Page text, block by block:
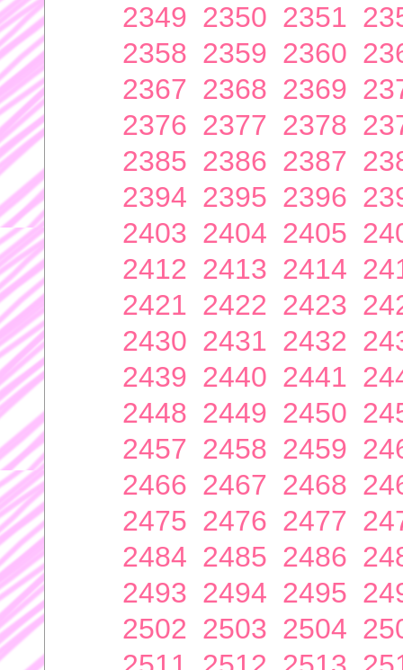
2349 2350 2351
2358 2359 2360
2367 2368 2369
2376 2377 2378
2385 2386 2387
2394 2395 2396
2403 2404 2405
2412 2413 2414
2421 2422 2423
2430 2431 2432
2439 2440 2441
2448 2449 2450
2457 2458 2459
2466 2467 2468
2475 2476 2477
2484 2485 2486
2493 2494 2495
2502 2503 2504